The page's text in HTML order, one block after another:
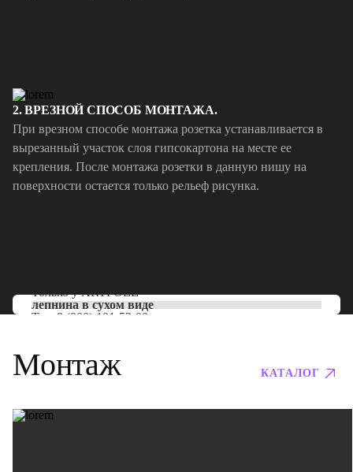
2. ВРЕЗНОЙ СПОСОБ МОНТАЖА.
При врезном способе монтажа розетка устанавливается в
вырезанный участок слоя гипсокартона на месте ее
крепления. После монтажа розетки в данную нишу на
поверхности остается только рельеф рисунка.
Только уARTPOLE
лепнина в сухом виде
Тел: 8 (800) 101-53-00
Монтаж КАТАЛОГ